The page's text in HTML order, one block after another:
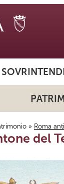
qui
» Roma
del